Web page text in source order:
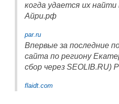
когда удается их найти
Айри.рф
par.ru
Впервые за последние
сайта по региону
сбор через
flaidt.com